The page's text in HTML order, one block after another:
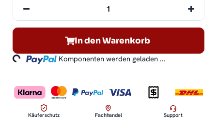
In den Warenkorb
Komponenten werden geladen ...
Käuferschutz Fachhandel Support